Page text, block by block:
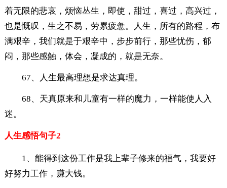
着无限的悲哀，烦恼丛生，即使，甜过，喜过，高兴过，
也是慨叹，生之不易，劳累疲惫。人生，所有的路程，布
满艰辛，我们就是于艰辛中，步步前行，那些忧伤，郁
闷，那些感触，体会，凝成的，就是无奈。
67、人生最高理想是求达真理。
68、天真原来和儿童有一样的魔力，一样能使人入
迷。
人生感悟句子2
1、能得到这份工作是我上辈子修来的福气，我要好
好努力工作，赚大钱。